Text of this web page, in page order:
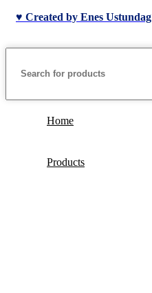
♥ Created by Enes Ustundag
Home
Products